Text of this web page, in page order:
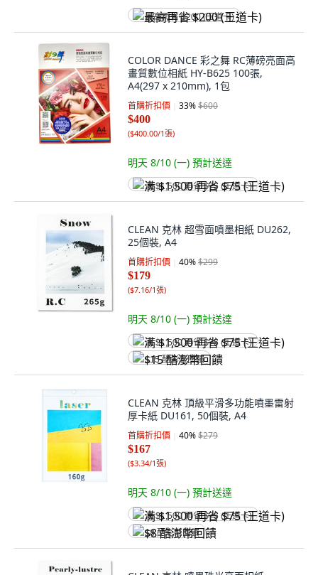
最高再省 $200 (王道卡)
COLOR DANCE 彩之舞 RC薄磅亮面高
畫質數位相紙 HY-B625 100張,
A4(297 x 210mm), 1包
首購折扣價 33%$600
$400
($400.00/1張)
明天 8/10 (一) 預計送達
满 $1,500 再省 $75 (王道卡)
CLEAN 克林 超雪面噴墨相紙 DU262,
25個裝, A4
首購折扣價 40%$299
$179
($7.16/1張)
明天 8/10 (一) 預計送達
满 $1,500 再省 $75 (王道卡)
$15 酷澎幣回饋
CLEAN 克林 頂級平滑多功能噴墨雷射
厚卡紙 DU161, 50個裝, A4
首購折扣價 40%$279
$167
($3.34/1張)
明天 8/10 (一) 預計送達
满 $1,500 再省 $75 (王道卡)
$8 酷澎幣回饋